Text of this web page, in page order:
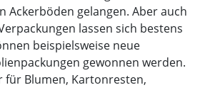
Ackerböden gelangen. Aber auch
lassen sich bestens
beispielsweise neue
gewonnen werden.
für Blumen, Kartonresten,